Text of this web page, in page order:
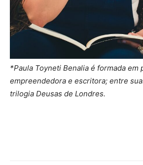
*Paula Toyneti Benalia é formada em
empreendedora e escritora; entre
trilogia Deusas de Londres.